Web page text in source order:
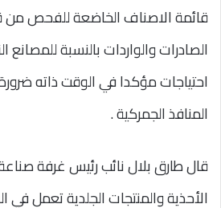
قائمة الاصناف الخاضعة للفحص من
الصادرات والواردات بالنسبة للمصانع
احتياجات مؤكدا في الوقت ذاته
المنافذ الجمركية .
قال طارق بلال نائب رئيس غرفة